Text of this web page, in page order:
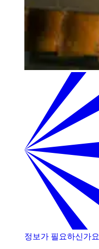
정보가 필요하신가요